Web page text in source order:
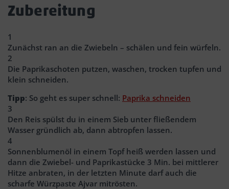
Zubereitung
1
Zunächst ran an die Zwiebeln – schälen und fein würfeln.
2
Die Paprikaschoten putzen, waschen, trocken tupfen und
klein schneiden.
Tipp: So geht es super schnell: Paprika schneiden
3
Den Reis spülst du in einem Sieb unter fließendem
Wasser gründlich ab, dann abtropfen lassen.
4
Sonnenblumenöl in einem Topf heiß werden lassen und
dann die Zwiebel- und Paprikastücke 3 Min. bei mittlerer
Hitze anbraten, in der letzten Minute darf auch die
scharfe Würzpaste Ajvar mitrösten.